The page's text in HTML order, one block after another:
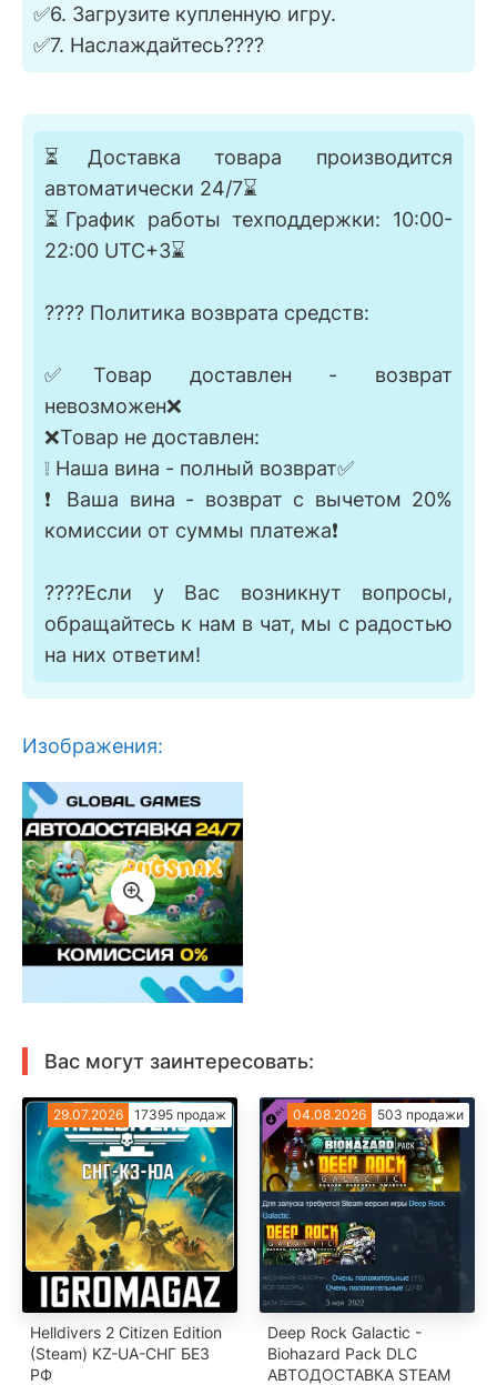
✅6. Загрузите купленную игру.
✅7. Наслаждайтесь????
⏳Доставка товара производится
автоматически 24/7⌛
⏳График работы техподдержки: 10:00-
22:00 UTC+3⌛
???? Политика возврата средств:
✅Товар доставлен - возврат
невозможен❌
❌Товар не доставлен:
❕ Наша вина - полный возврат✅
❗ Ваша вина - возврат с вычетом 20%
комиссии от суммы платежа❗
????Если у Вас возникнут вопросы,
обращайтесь к нам в чат, мы с радостью
на них ответим!
Изображения:
Вас могут заинтересовать:
29.07.2026 17395 продаж
Helldivers 2 Citizen Edition
(Steam) KZ-UA-СНГ БЕЗ
РФ
04.08.2026 503 продажи
Deep Rock Galactic -
Biohazard Pack DLC
АВТОДОСТАВКА STEAM